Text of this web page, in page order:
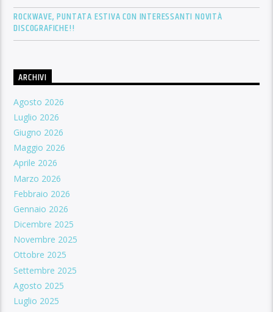
ROCKWAVE, PUNTATA ESTIVA CON INTERESSANTI NOVITÀ
DISCOGRAFICHE!!
ARCHIVI
Agosto 2026
Luglio 2026
Giugno 2026
Maggio 2026
Aprile 2026
Marzo 2026
Febbraio 2026
Gennaio 2026
Dicembre 2025
Novembre 2025
Ottobre 2025
Settembre 2025
Agosto 2025
Luglio 2025